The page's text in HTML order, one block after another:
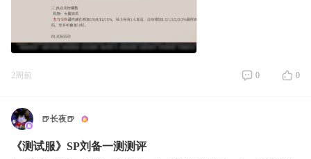
2周前 0 0
🍺长夜🍺
《测试服》SP刘备一测测评